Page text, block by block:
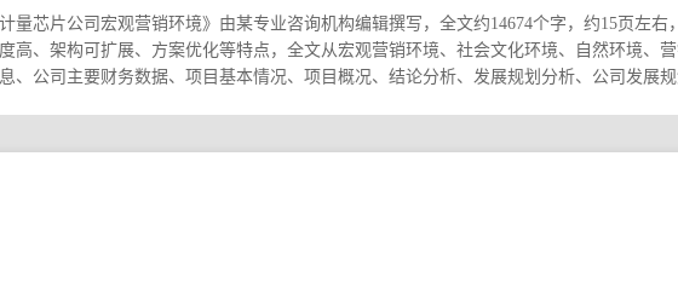
量芯片公司宏观营销环境》由某专业咨询机构编辑撰写，全文约14674个字，约15页左
高、架构可扩展、方案优化等特点，全文从宏观营销环境、社会文化环境、自然环境、
、公司主要财务数据、项目基本情况、项目概况、结论分析、发展规划分析、公司发展